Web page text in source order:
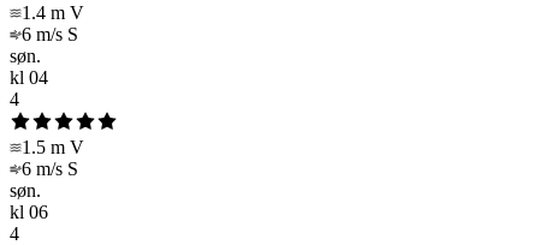
1.4 m V
6 m/s S
søn.
kl 04
4
1.5 m V
6 m/s S
søn.
kl 06
4